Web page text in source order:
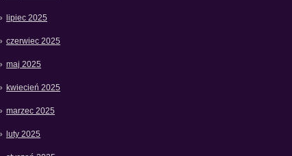
lipiec 2025
czerwiec 2025
maj 2025
kwiecień 2025
marzec 2025
luty 2025